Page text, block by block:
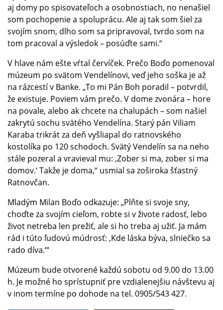
aj domy po spisovateľoch a osobnostiach, no nenašiel
som pochopenie a spoluprácu. Ale aj tak som šiel za
svojím snom, dlho som sa pripravoval, tvrdo som na
tom pracoval a výsledok – posúďte sami.“
V hlave nám ešte vŕtal červíček. Prečo Boďo pomenoval
múzeum po svätom Vendelínovi, veď jeho soška je až
na rázcestí v Banke. „To mi Pán Boh poradil – potvrdil,
že existuje. Poviem vám prečo. V dome zvonára – hore
na povale, alebo ak chcete na chalupách – som našiel
zakrytú sochu svätého Vendelína. Starý pán Viliam
Karaba trikrát za deň vyšliapal do ratnovského
kostolíka po 120 schodoch. Svätý Vendelín sa na neho
stále pozeral a vravieval mu: ‚Zober si ma, zober si ma
domov.‘ Takže je doma,“ usmial sa zoširoka šťastný
Ratnovčan.
Mladým Milan Boďo odkazuje: „Plňte si svoje sny,
choďte za svojím cieľom, robte si v živote radosť, lebo
život netreba len prežiť, ale si ho treba aj užiť. Ja mám
rád i túto ľudovú múdrosť: ‚Kde láska býva, slniečko sa
rado díva.‘“
Múzeum bude otvorené každú sobotu od 9.00 do 13.00
h. Je možné ho sprístupniť pre vzdialenejšiu návštevu aj
v inom termíne po dohode na tel. 0905/543 427.